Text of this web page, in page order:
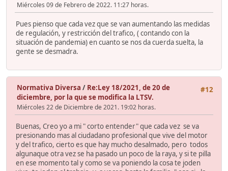
Miércoles 09 de Febrero de 2022. 11:27 horas.
Pues pienso que cada vez que se van aumentando las medidas
de regulación, y restricción del trafico, ( contando con la
situación de pandemia) en cuanto se nos da cuerda suelta, la
gente se desmadra.
#12
Normativa Diversa / Re:Ley 18/2021, de 20 de
diciembre, por la que se modifica la LTSV.
Miércoles 22 de Diciembre de 2021. 19:02 horas.
Buenas, Creo yo a mi " corto entender" que cada vez se va
presionando mas al ciudadano profesional que vive del motor
y del trafico, cierto es que hay mucho desalmado, pero todos
algunaque otra vez se ha pasado un poco de la raya, y si te pilla
en ese momento tal y como se va poniendo la cosa te joden